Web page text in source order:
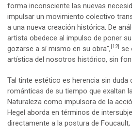
forma inconsciente las nuevas
impulsar un movimiento colectivo
a una nueva creación histórica. De
artista obedece al impulso de poner
gozarse a sí mismo en su obra”, [12] se
artística del nosotros histórico, sin
Tal tinte estético es herencia sin duda
románticas de su tiempo que exaltan
Naturaleza como impulsora de la
Hegel aborda en términos de
directamente a la postura de